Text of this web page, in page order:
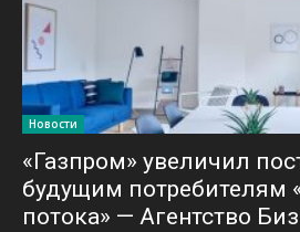
Новости
«Газпром» увеличил
будущим потребителям
потока» — Агентство